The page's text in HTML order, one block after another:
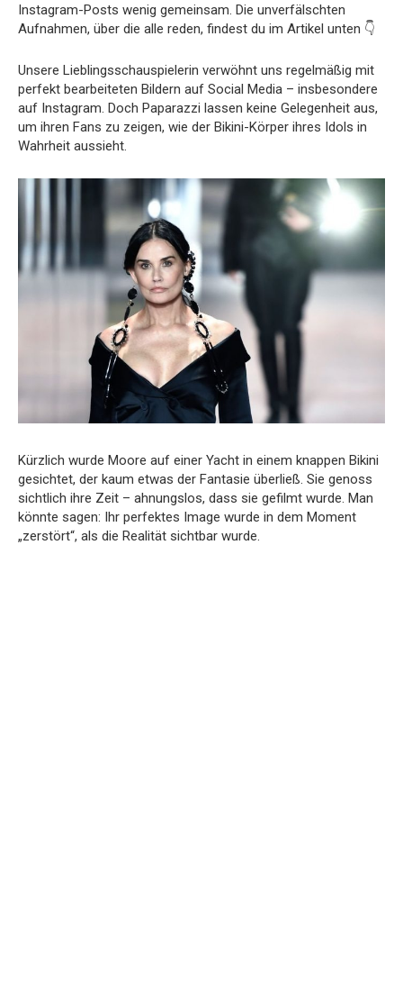
Instagram-Posts wenig gemeinsam. Die unverfälschten
Aufnahmen, über die alle reden, findest du im Artikel unten 👇
Unsere Lieblingsschauspielerin verwöhnt uns regelmäßig mit
perfekt bearbeiteten Bildern auf Social Media – insbesondere
auf Instagram. Doch Paparazzi lassen keine Gelegenheit aus,
um ihren Fans zu zeigen, wie der Bikini-Körper ihres Idols in
Wahrheit aussieht.
Kürzlich wurde Moore auf einer Yacht in einem knappen Bikini
gesichtet, der kaum etwas der Fantasie überließ. Sie genoss
sichtlich ihre Zeit – ahnungslos, dass sie gefilmt wurde. Man
könnte sagen: Ihr perfektes Image wurde in dem Moment
„zerstört“, als die Realität sichtbar wurde.